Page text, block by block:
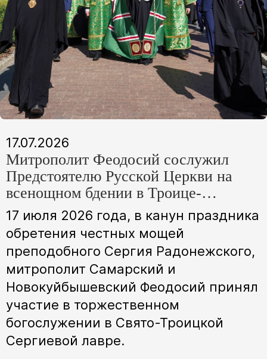
17.07.2026
Митрополит Феодосий сослужил
Предстоятелю Русской Церкви на
всенощном бдении в Троице-
Сергиевой лавре
17 июля 2026 года, в канун праздника
обретения честных мощей
преподобного Сергия Радонежского,
митрополит Самарский и
Новокуйбышевский Феодосий принял
участие в торжественном
богослужении в Свято-Троицкой
Сергиевой лавре.